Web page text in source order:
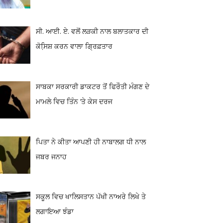
ਸੀ. ਆਈ. ਏ. ਵਲੋਂ ਲੜਕੀ ਨਾਲ ਬਲਾਤਕਾਰ ਦੀ
ਕੋਸਿ਼ਸ਼ ਕਰਨ ਵਾਲਾ ਗ੍ਰਿਫ਼ਤਾਰ
ਸਾਬਕਾ ਸਰਕਾਰੀ ਡਾਕਟਰ ਤੋਂ ਫਿਰੌਤੀ ਮੰਗਣ ਦੇ
ਮਾਮਲੇ ਵਿਚ ਤਿੰਨ ‘ਤੇ ਕੇਸ ਦਰਜ
ਪਿਤਾ ਨੇ ਕੀਤਾ ਆਪਣੀ ਹੀ ਨਾਬਾਲਗ ਧੀ ਨਾਲ
ਜਬਰ ਜਨਾਹ
ਸਕੂਲ ਵਿਚ ਖਾਲਿਸਤਾਨ ਪੱਖੀ ਨਾਅਰੇ ਲਿਖੇ ਤੇ
ਲਗਾਇਆ ਝੰਡਾ